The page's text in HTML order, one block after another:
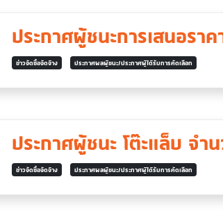
ประกาศผู้ชนะการเสนอราค
ข่าวจัดซื้อจัดจ้าง ประกาศผลผู้ชนะ/ประกาศผู้ได้รับการคัดเลือก
ประกาศผู้ชนะ โต๊ะแล็บ จำ
ข่าวจัดซื้อจัดจ้าง ประกาศผลผู้ชนะ/ประกาศผู้ได้รับการคัดเลือก